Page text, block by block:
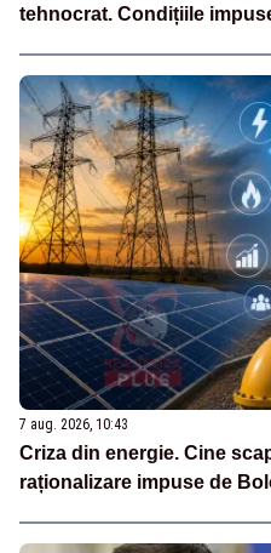
tehnocrat. Condițiile
7 aug. 2026, 10:43
Criza din energie. Cine
raționalizare impuse de